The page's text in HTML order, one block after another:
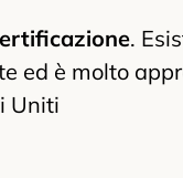
.
ed è molto
Uniti